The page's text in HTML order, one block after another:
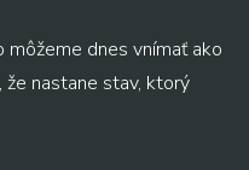
môžeme dnes vnímať ako
že nastane stav, ktorý